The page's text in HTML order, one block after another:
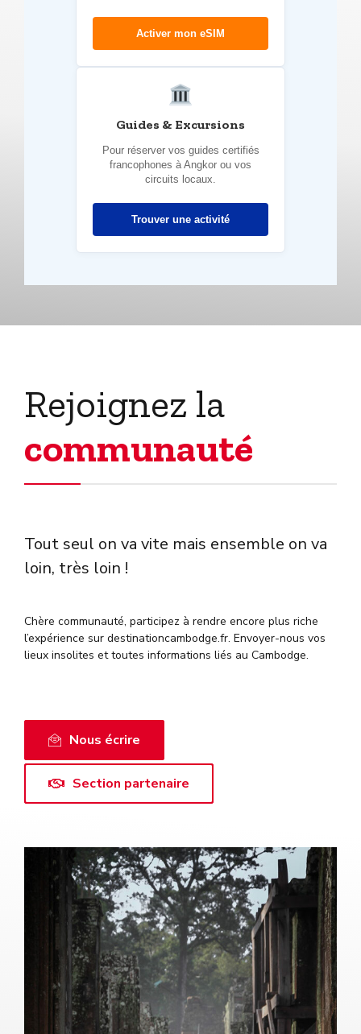
Activer mon eSIM
Guides & Excursions
Pour réserver vos guides certifiés
francophones à Angkor ou vos
circuits locaux.
Trouver une activité
Rejoignez la
communauté
Tout seul on va vite mais ensemble on va
loin, très loin !
Chère communauté, participez à rendre encore plus riche
l’expérience sur destinationcambodge.fr. Envoyer-nous vos
lieux insolites et toutes informations liés au Cambodge.
Nous écrire
Section partenaire